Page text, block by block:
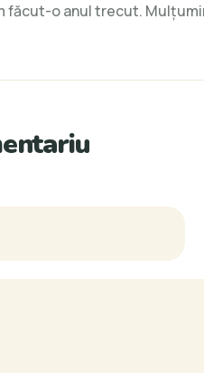
făcut-o anul trecut.